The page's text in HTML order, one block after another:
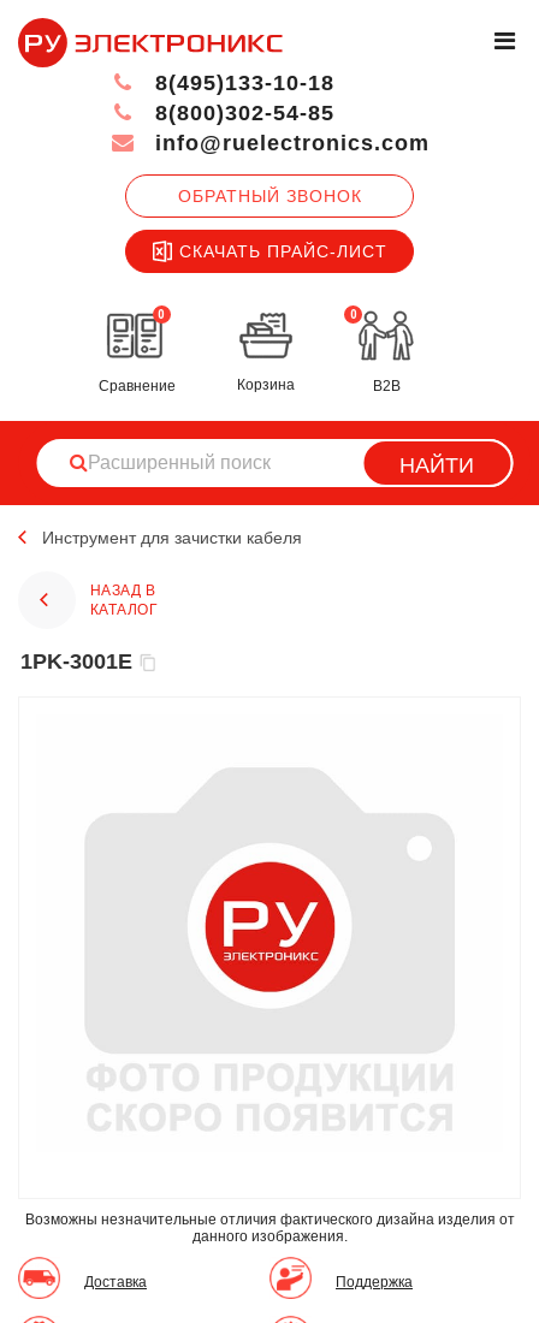
ОБРАТНЫЙ ЗВОНОК
СКАЧАТЬ ПРАЙС-ЛИСТ
8(495)133-10-18
8(800)302-54-85
info@ruelectronics.com
0
Сравнение
0
Корзина B2B
НАЙТИ
Инструмент для зачистки кабеля
НАЗАД В
КАТАЛОГ
1PK-3001E
Возможны незначительные отличия фактического дизайна изделия от
данного изображения.
Доставка Поддержка